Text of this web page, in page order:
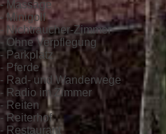
- Massage
- Minigolf
- Nichtraucher-Zimmer
- Ohne Verpflegung
- Parkplatz
- Pferde
- Rad- und Wanderwege
- Radio im Zimmer
- Reiten
- Reiterhof
- Restaurant